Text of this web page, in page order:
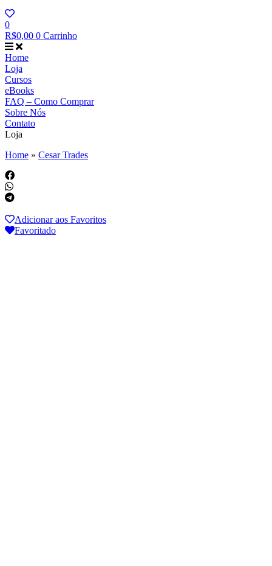
0
R$0,00 0 Carrinho
Home
Loja
Cursos
eBooks
FAQ – Como Comprar
Sobre Nós
Contato
Loja
Home » Cesar Trades
Adicionar aos Favoritos
Favoritado